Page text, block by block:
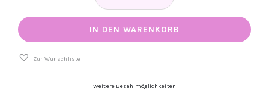
Fiber
–
Verstärkende
feinen
IN DEN WARENKORB
Zur Wunschliste
Weitere Bezahlmöglichkeiten